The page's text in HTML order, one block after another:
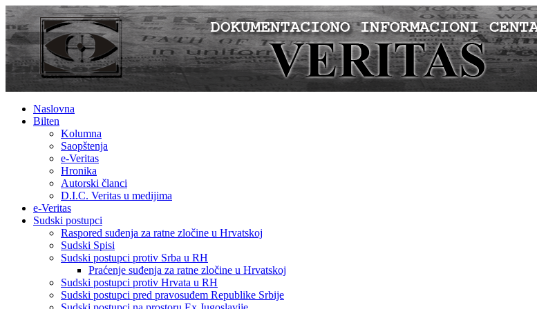
Naslovna
Bilten
Kolumna
Saopštenja
e-Veritas
Hronika
Autorski članci
D.I.C. Veritas u medijima
e-Veritas
Sudski postupci
Raspored suđenja za ratne zločine u Hrvatskoj
Sudski Spisi
Sudski postupci protiv Srba u RH
Praćenje suđenja za ratne zločine u Hrvatskoj
Sudski postupci protiv Hrvata u RH
Sudski postupci pred pravosuđem Republike Srbije